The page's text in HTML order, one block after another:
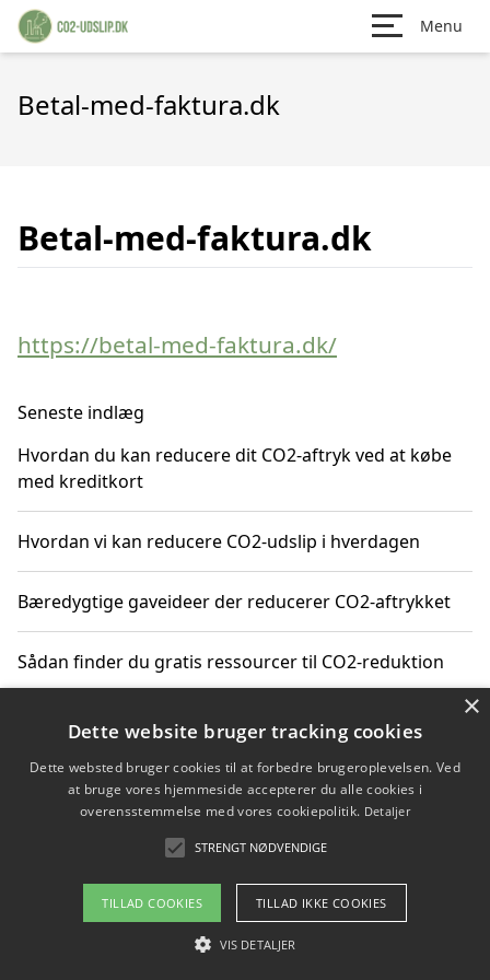
Menu
Betal-med-faktura.dk
Betal-med-faktura.dk
https://betal-med-faktura.dk/
Seneste indlæg
Hvordan du kan reducere dit CO2-aftryk ved at købe
med kreditkort
Hvordan vi kan reducere CO2-udslip i hverdagen
Bæredygtige gaveideer der reducerer CO2-aftrykket
Sådan finder du gratis ressourcer til CO2-reduktion
Hvordan gadgets til hjemmet kan reducere CO2-udslip
Copyright 2026 - Pilanto Aps
Om / kontakt
Blog Betingelser
×
Dette website bruger tracking cookies
Dette websted bruger cookies til at forbedre brugeroplevelsen. Ved
at bruge vores hjemmeside accepterer du alle cookies i
overensstemmelse med vores cookiepolitik. Detaljer
STRENGT NØDVENDIGE
TILLAD COOKIES TILLAD IKKE COOKIES
VIS DETALJER